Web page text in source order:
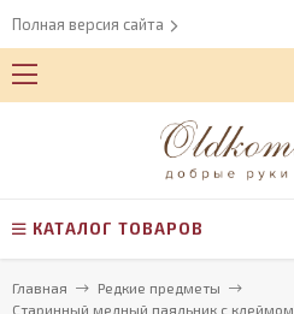
Полная версия сайта
КАТАЛОГ ТОВАРОВ
Главная
Редкие предметы
Старинный медный паяльник с клеймом